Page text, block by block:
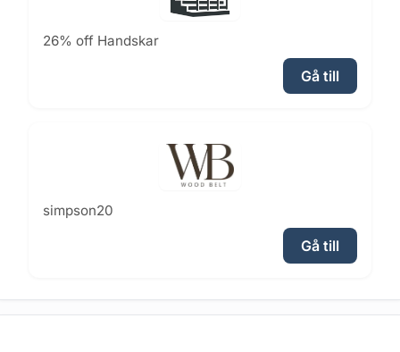
26% off Handskar
Gå till
simpson20
Gå till